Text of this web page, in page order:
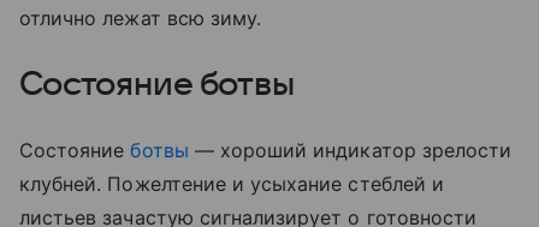
отлично лежат всю зиму.
Состояние ботвы
Состояниеботвы — хороший индикатор зрелости
клубней. Пожелтение и усыхание стеблей и
листьев зачастую сигнализирует о готовности